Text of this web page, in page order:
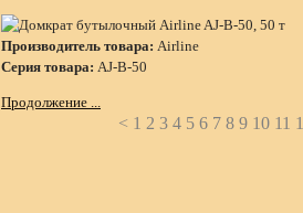
Производитель товара: Airline
Серия товара: AJ-B-50
Продолжение ...
< 1 2 3 4 5 6 7 8 9 10 11